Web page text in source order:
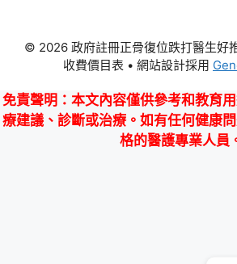
© 2026 政府註冊正骨復位跌打醫生好
收費價目表 • 網站設計採用
免責聲明 ：本文內容僅供參考和教育
療建議、診斷或治療。如有任何健康
格的醫護專業人員